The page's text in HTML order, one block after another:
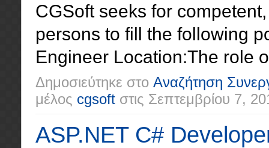
CGSoft seeks for
persons to fill the following
Engineer Location:The role
Δημοσιεύτηκε στο Αναζήτηση
μέλος cgsoft στις Σεπτεμβρίου 7,
ASP.NET C#